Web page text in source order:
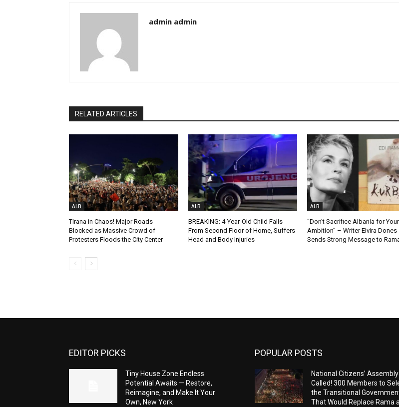
admin admin
RELATED ARTICLES
ALB
Tirana in Chaos! Major Roads
Blocked as Massive Crowd of
Protesters Floods the City Center
ALB
BREAKING: 4-Year-Old Child Falls
From Second Floor of Home, Suffers
Head and Body Injuries
ALB
“Don’t Sacrifice Albania for
Ambition” – Writer Elvira Dones
Sends Strong Message to
EDITOR PICKS
Tiny House Zone Endless
Potential Awaits — Restore,
Reimagine, and Make It Your
Own, New York
POPULAR POSTS
National Citizens’ Assembly
Called! 300 Members to
the Transitional
That Would Replace Rama